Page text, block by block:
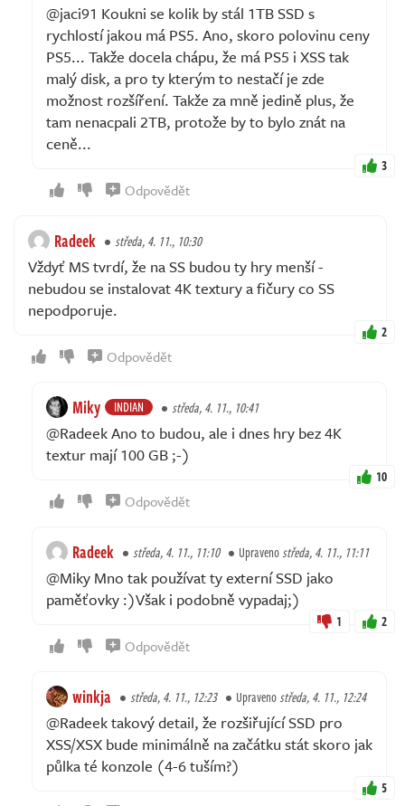
@jaci91 Koukni se kolik by stál 1TB SSD s
rychlostí jakou má PS5. Ano, skoro polovinu ceny
PS5... Takže docela chápu, že má PS5 i XSS tak
malý disk, a pro ty kterým to nestačí je zde
možnost rozšíření. Takže za mně jedině plus, že
tam nenacpali 2TB, protože by to bylo znát na
ceně...
3
Odpovědět
Radeek středa, 4. 11., 10:30
Vždyť MS tvrdí, že na SS budou ty hry menší -
nebudou se instalovat 4K textury a fičury co SS
nepodporuje.
2
Odpovědět
Miky INDIAN středa, 4. 11., 10:41
@Radeek Ano to budou, ale i dnes hry bez 4K
textur mají 100 GB ;-)
10
Odpovědět
Radeek středa, 4. 11., 11:10 Upravenostředa, 4. 11., 11:11
@Miky Mno tak používat ty externí SSD jako
paměťovky :)Však i podobně vypadaj;)
1 2
Odpovědět
winkja středa, 4. 11., 12:23 Upravenostředa, 4. 11., 12:24
@Radeek takový detail, že rozšiřující SSD pro
XSS/XSX bude minimálně na začátku stát skoro jak
půlka té konzole (4-6 tuším?)
5